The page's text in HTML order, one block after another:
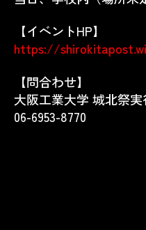
【イベントHP】
https://
【問合わせ】
大阪工業大学 城北祭
06-6953-8770